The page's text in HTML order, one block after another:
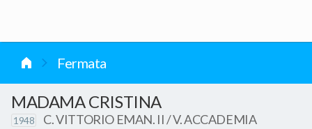
Fermata
MADAMA CRISTINA
1948
C. VITTORIO EMAN. II / V. ACCADEMIA